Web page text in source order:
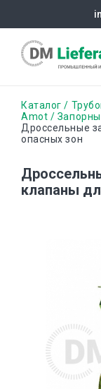
основному
Строка
Каталог
Amot
Дроссельные
опасных зон
клапаны